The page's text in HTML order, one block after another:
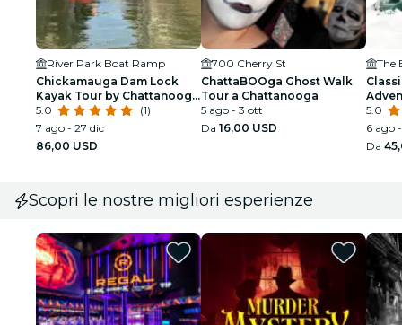
River Park Boat Ramp
Chickamauga Dam Lock
Kayak Tour by Chattanooga
Guided Adventures
5.0
(1)
7 ago - 27 dic
86,00 USD
700 Cherry St
ChattaBOOga Ghost Walk
Tour a Chattanooga
5 ago - 3 ott
Da 16,00 USD
The
5.0
6 ago
Da
Scopri le nostre migliori esperienze